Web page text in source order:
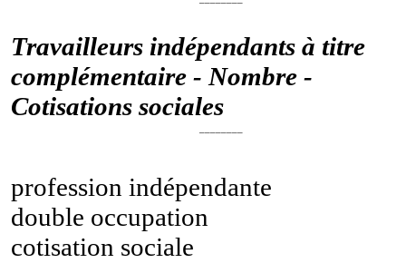
Travailleurs indépendants à titre
complémentaire - Nombre -
Cotisations sociales
profession indépendante
double occupation
cotisation sociale